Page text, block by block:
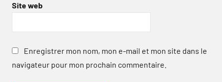
Site web
Enregistrer mon nom, mon e-mail et mon site dans le
navigateur pour mon prochain commentaire.